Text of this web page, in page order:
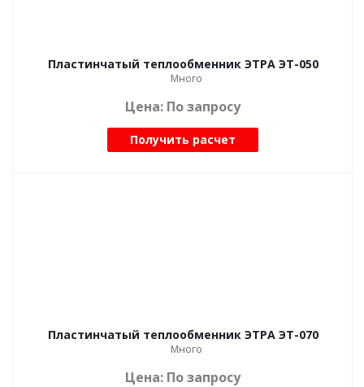
Пластинчатый теплообменник ЭТРА ЭТ-050
Много
Цена: По запросу
Получить расчет
Пластинчатый теплообменник ЭТРА ЭТ-070
Много
Цена: По запросу